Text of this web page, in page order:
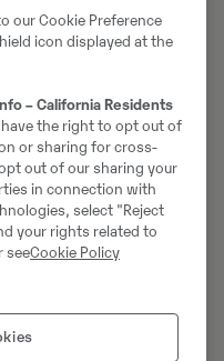
Claesson.
our Cookie Preference
icon displayed at the
– California Residents
have the right to opt out of
or sharing for cross-
out of our sharing your
in connection with
select "Reject
your rights related to
seeCookie Policy